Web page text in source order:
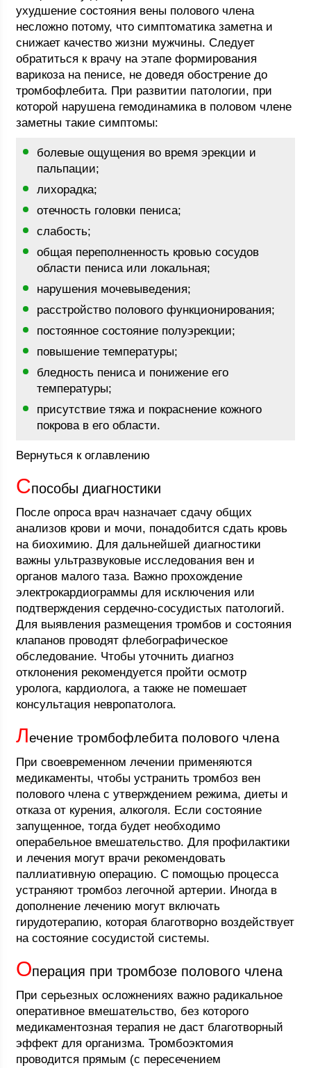
ухудшение состояния вены полового члена
несложно потому, что симптоматика заметна и
снижает качество жизни мужчины. Следует
обратиться к врачу на этапе формирования
варикоза на пенисе, не доведя обострение до
тромбофлебита. При развитии патологии, при
которой нарушена гемодинамика в половом члене
заметны такие симптомы:
болевые ощущения во время эрекции и
пальпации;
лихорадка;
отечность головки пениса;
слабость;
общая переполненность кровью сосудов
области пениса или локальная;
нарушения мочевыведения;
расстройство полового функционирования;
постоянное состояние полуэрекции;
повышение температуры;
бледность пениса и понижение его
температуры;
присутствие тяжа и покраснение кожного
покрова в его области.
Вернуться к оглавлению
Способы диагностики
После опроса врач назначает сдачу общих
анализов крови и мочи, понадобится сдать кровь
на биохимию. Для дальнейшей диагностики
важны ультразвуковые исследования вен и
органов малого таза. Важно прохождение
электрокардиограммы для исключения или
подтверждения сердечно-сосудистых патологий.
Для выявления размещения тромбов и состояния
клапанов проводят флебографическое
обследование. Чтобы уточнить диагноз
отклонения рекомендуется пройти осмотр
уролога, кардиолога, а также не помешает
консультация невропатолога.
Лечение тромбофлебита полового члена
При своевременном лечении применяются
медикаменты, чтобы устранить тромбоз вен
полового члена с утверждением режима, диеты и
отказа от курения, алкоголя. Если состояние
запущенное, тогда будет необходимо
операбельное вмешательство. Для профилактики
и лечения могут врачи рекомендовать
паллиативную операцию. С помощью процесса
устраняют тромбоз легочной артерии. Иногда в
дополнение лечению могут включать
гирудотерапию, которая благотворно воздействует
на состояние сосудистой системы.
Операция при тромбозе полового члена
При серьезных осложнениях важно радикальное
оперативное вмешательство, без которого
медикаментозная терапия не даст благотворный
эффект для организма. Тромбоэктомия
проводится прямым (с пересечением